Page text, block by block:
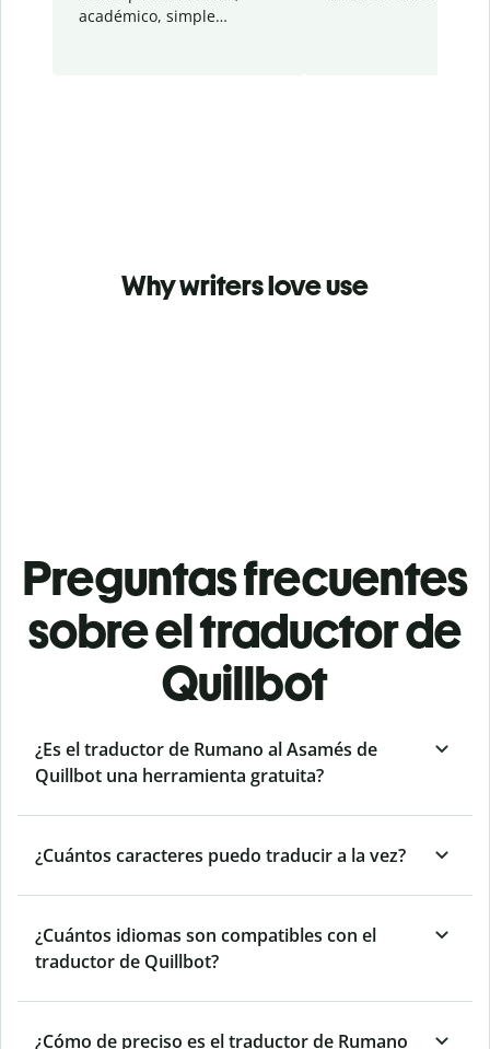
académico, simple…
Why writers love use
Preguntas frecuentes
sobre el traductor de
Quillbot
¿Es el traductor de Rumano al Asamés de
Quillbot una herramienta gratuita?
¿Cuántos caracteres puedo traducir a la vez?
¿Cuántos idiomas son compatibles con el
traductor de Quillbot?
¿Cómo de preciso es el traductor de Rumano